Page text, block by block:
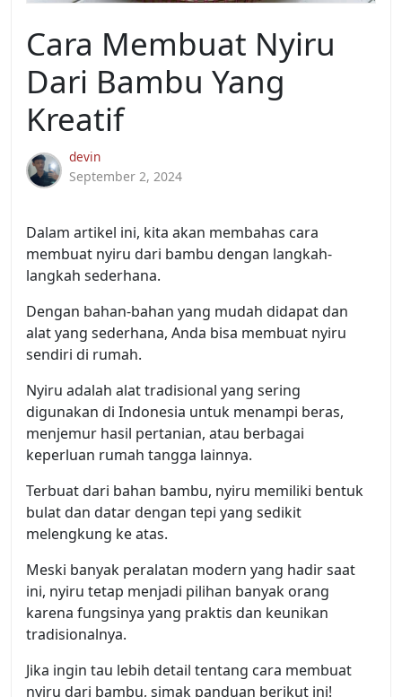
Cara Membuat Nyiru
Dari Bambu Yang
Kreatif
devin
September 2, 2024
Dalam artikel ini, kita akan membahas cara
membuat nyiru dari bambu dengan langkah-
langkah sederhana.
Dengan bahan-bahan yang mudah didapat dan
alat yang sederhana, Anda bisa membuat nyiru
sendiri di rumah.
Nyiru adalah alat tradisional yang sering
digunakan di Indonesia untuk menampi beras,
menjemur hasil pertanian, atau berbagai
keperluan rumah tangga lainnya.
Terbuat dari bahan bambu, nyiru memiliki bentuk
bulat dan datar dengan tepi yang sedikit
melengkung ke atas.
Meski banyak peralatan modern yang hadir saat
ini, nyiru tetap menjadi pilihan banyak orang
karena fungsinya yang praktis dan keunikan
tradisionalnya.
Jika ingin tau lebih detail tentang cara membuat
nyiru dari bambu, simak panduan berikut ini!